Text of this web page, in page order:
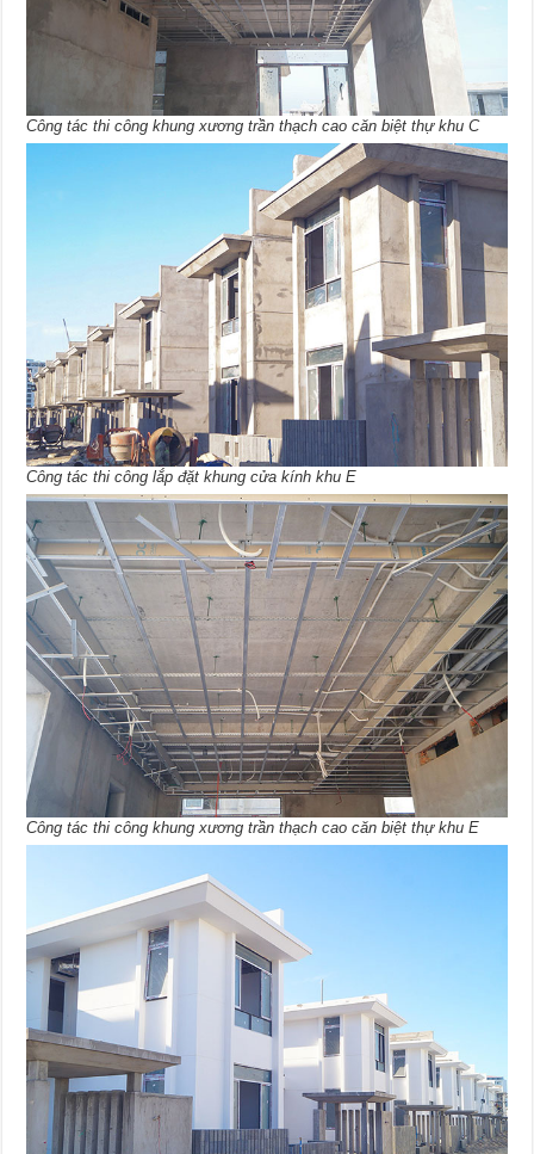
Công tác thi công khung xương trần thạch cao căn biệt thự khu C
Công tác thi công lắp đặt khung cửa kính khu E
Công tác thi công khung xương trần thạch cao căn biệt thự khu E